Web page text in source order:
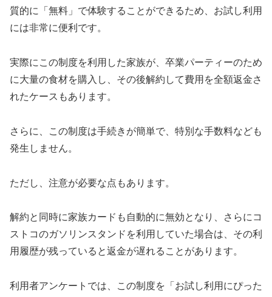
質的に「無料」で体験することができるため、お試し利用
には非常に便利です。
実際にこの制度を利用した家族が、卒業パーティーのため
に大量の食材を購入し、その後解約して費用を全額返金さ
れたケースもあります。
さらに、この制度は手続きが簡単で、特別な手数料なども
発生しません。
ただし、注意が必要な点もあります。
解約と同時に家族カードも自動的に無効となり、さらにコ
ストコのガソリンスタンドを利用していた場合は、その利
用履歴が残っていると返金が遅れることがあります。
利用者アンケートでは、この制度を「お試し利用にぴった